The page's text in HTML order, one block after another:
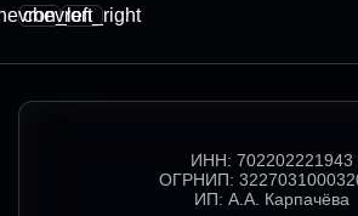
chevron_right
ИНН: 702202221943
ОГРНИП:
ИП: А.А. Карпачёва